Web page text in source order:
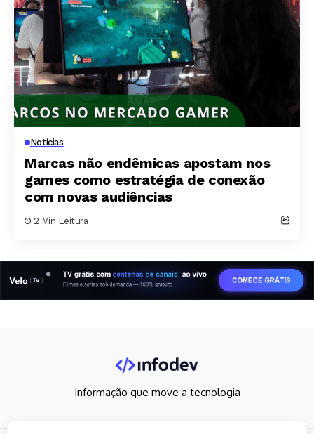
Notícias
Marcas não endêmicas apostam nos
games como estratégia de conexão
com novas audiências
2 Min Leitura
Informação que move a tecnologia